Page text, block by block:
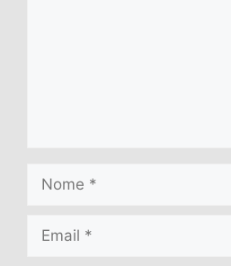
Nome
Email